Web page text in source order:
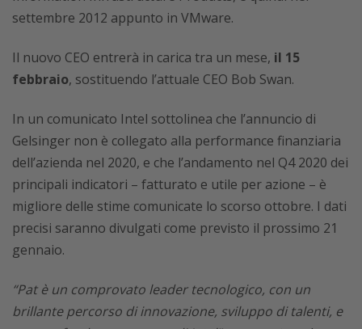
settembre 2012 appunto in VMware.
Il nuovo CEO entrerà in carica tra un mese, il 15
febbraio, sostituendo l’attuale CEO Bob Swan.
In un comunicato Intel sottolinea che l’annuncio di
Gelsinger non è collegato alla performance finanziaria
dell’azienda nel 2020, e che l’andamento nel Q4 2020 dei
principali indicatori – fatturato e utile per azione – è
migliore delle stime comunicate lo scorso ottobre. I dati
precisi saranno divulgati come previsto il prossimo 21
gennaio.
“Pat è un comprovato leader tecnologico, con un
brillante percorso di innovazione, sviluppo di talenti, e